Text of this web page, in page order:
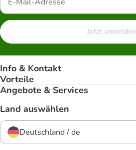
Jetzt anmelden
Info & Kontakt
Vorteile
Angebote & Services
Land auswählen
Deutschland / de